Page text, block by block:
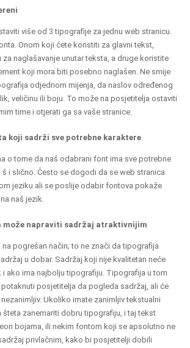
više od 3 tipografije za jednu web stranicu.
Onom koji ćete koristiti za glavni tekst,
naglašavanje unutar teksta, a druge koristite
koji mora biti posebno naglašen. Ne smije
odjednom mijenja, da naslov određenog
veličinu ili boju. To može na posjetitelja ostaviti
time i otjerati ga sa vaše stranice.
koji sadrži sve potrebne karaktere
o tome da naš odabrani font ima sve potrebne
š i slično. Često se dogodi da se web stranica
jeziku ali se poslije odabir fontova pokaže
naš jezik.
može napraviti sadržaj atraktivnijim
pogrešan način; to ne znači da tipografija
u dobar. Sadržaj koji nije kvalitetan neće
i ako ima najbolju tipografiju. Tipografija u tom
posjetitelja da pogleda sadržaj, ali će
Ukoliko imate zanimljiv tekstualni
šteta zanemariti dobru tipografiju, i taj tekst
bojama, ili nekim fontom koji se apsolutno ne
privlačnim, kako bi posjetitelji dobili